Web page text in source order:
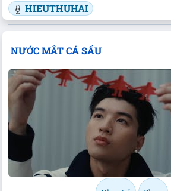
HIEUTHUHAI
NƯỚC MẮT CÁ SẤU